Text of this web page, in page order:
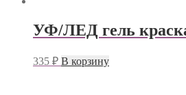
УФ/ЛЕД гель
335 ₽ В корзину